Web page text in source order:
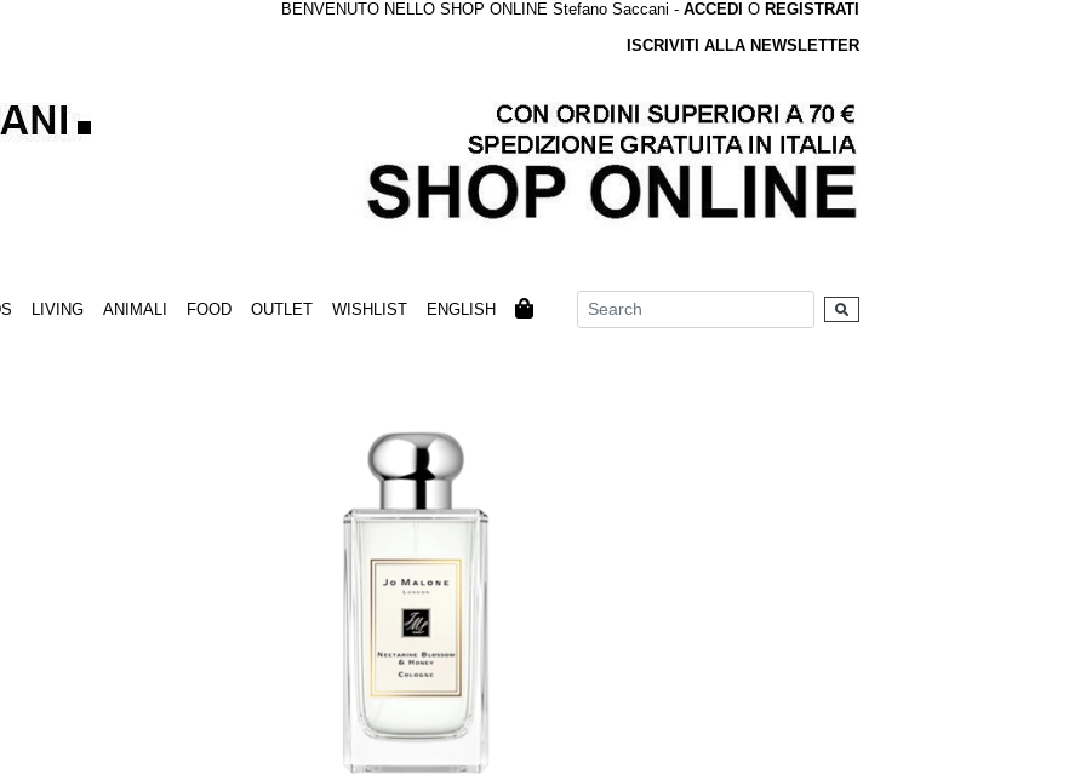
BENVENUTO NELLO SHOP ONLINE Stefano Saccani - ACCEDI O REGISTRATI
ISCRIVITI ALLA NEWSLETTER
LIVING ANIMALI FOOD OUTLET WISHLIST ENGLISH